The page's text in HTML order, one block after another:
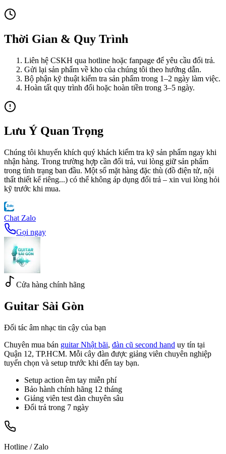
Thời Gian & Quy Trình
Liên hệ CSKH qua hotline hoặc fanpage để yêu cầu đổi trả.
Gửi lại sản phẩm về kho của chúng tôi theo hướng dẫn.
Bộ phận kỹ thuật kiểm tra sản phẩm trong 1–2 ngày làm việc.
Hoàn tất quy trình đổi hoặc hoàn tiền trong 3–5 ngày.
Lưu Ý Quan Trọng
Chúng tôi khuyến khích quý khách kiểm tra kỹ sản phẩm ngay khi
nhận hàng. Trong trường hợp cần đổi trả, vui lòng giữ sản phẩm
trong tình trạng ban đầu. Một số mặt hàng đặc thù (đồ điện tử, nội
thất thiết kế riêng...) có thể không áp dụng đổi trả – xin vui lòng hỏi
kỹ trước khi mua.
Chat Zalo
Gọi ngay
Cửa hàng chính hãng
Guitar Sài Gòn
Đối tác âm nhạc tin cậy của bạn
Chuyên mua bán guitar Nhật bãi, đàn cũ second hand uy tín tại
Quận 12, TP.HCM. Mỗi cây đàn được giảng viên chuyên nghiệp
tuyển chọn và setup trước khi đến tay bạn.
Setup action êm tay miễn phí
Bảo hành chính hãng 12 tháng
Giảng viên test đàn chuyên sâu
Đổi trả trong 7 ngày
Hotline / Zalo